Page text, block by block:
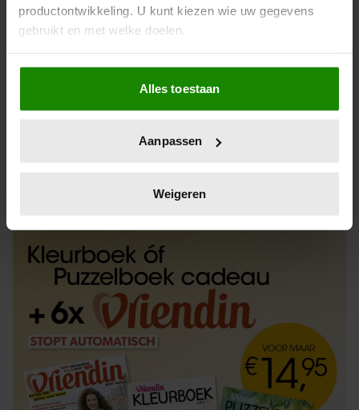
productontwikkeling. U kunt kiezen wie uw gegevens
gebruikt en met welke doelen.
Als u het toestaat, willen we ook graag:
Informatie verzamelen over uw geografische
locatie, die tot een paar meter nauwkeurig kan zijn
scannen op specifieke eigenschappen (fingerprinting)
verwerkt en stel uw voorkeuren in het
intrekken in de Cookieverklaring.
We gebruiken cookies om content en advertenties te
personaliseren, om functies voor social media te bieden
en om ons websiteverkeer te analyseren. Ook delen we
informatie over uw gebruik van onze site met onze
partners voor social media, adverteren en analyse. Deze
partners kunnen deze gegevens combineren met andere
informatie die u aan ze heeft verstrekt of die ze hebben
verzameld op basis van uw gebruik van hun services. U
Alles toestaan
Aanpassen
Weigeren